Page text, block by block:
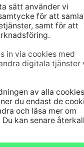
dina uppgifter